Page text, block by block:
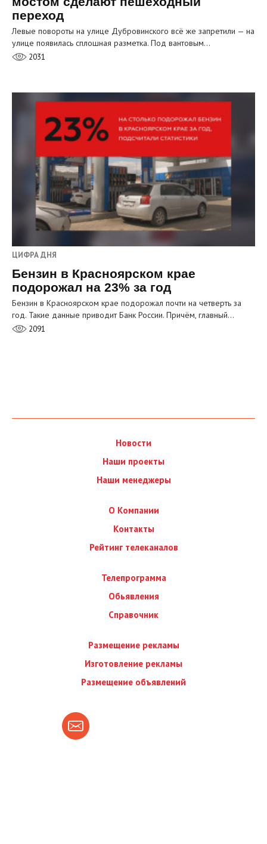
переход
Левые повороты на улице Дубровинского всё же запретили — на
улице появилась сплошная разметка. Под вантовым…
2031
ЦИФРА ДНЯ
Бензин в Красноярском крае
подорожал на 23% за год
Бензин в Красноярском крае подорожал почти на четверть за
год. Такие данные приводит Банк России. Причём, главный…
2091
Новости
Наши проекты
Наши менеджеры
О Компании
Контакты
Рейтинг телеканалов
Телепрограмма
Обьявления
Справочник
Размещение рекламы
Изготовление рекламы
Размещение объявлений